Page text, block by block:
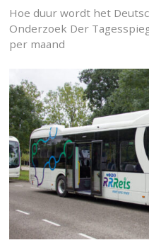
Hoe duur wordt het
Onderzoek Der
per maand